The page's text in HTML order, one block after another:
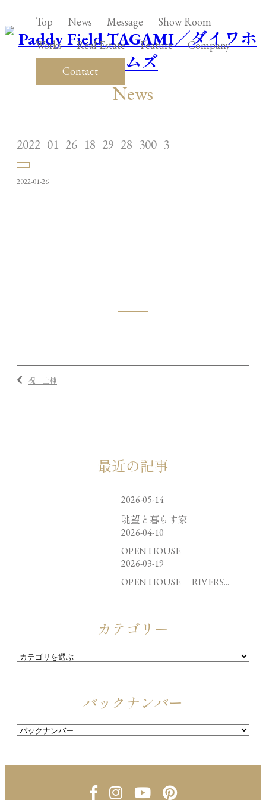
Top News Message
Show Room
Works
Real Estate Feature
Company
Contact
News
2022_01_26_18_29_28_300_3
2022-01-26
祝 上棟
最近の記事
2026-05-14
眺望と暮らす家
2026-04-10
OPEN HOUSE
2026-03-19
OPEN HOUSE RIVERS...
カテゴリー
バックナンバー